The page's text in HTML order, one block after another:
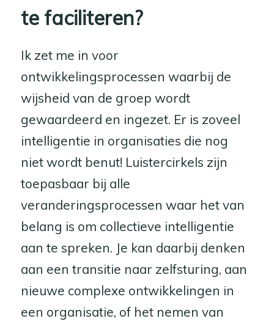
te faciliteren?
Ik zet me in voor
ontwikkelingsprocessen waarbij de
wijsheid van de groep wordt
gewaardeerd en ingezet. Er is zoveel
intelligentie in organisaties die nog
niet wordt benut! Luistercirkels zijn
toepasbaar bij alle
veranderingsprocessen waar het van
belang is om collectieve intelligentie
aan te spreken. Je kan daarbij denken
aan een transitie naar zelfsturing, aan
nieuwe complexe ontwikkelingen in
een organisatie, of het nemen van